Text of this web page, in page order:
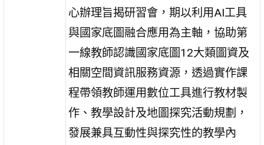
心辦理旨揭研習會，期以利用AI工具
與國家底圖融合應用為主軸，協助第
一線教師認識國家底圖12大類圖資及
相關空間資訊服務資源，透過實作課
程帶領教師運用數位工具進行教材製
作、教學設計及地圖探究活動規劃，
發展兼具互動性與探究性的教學內